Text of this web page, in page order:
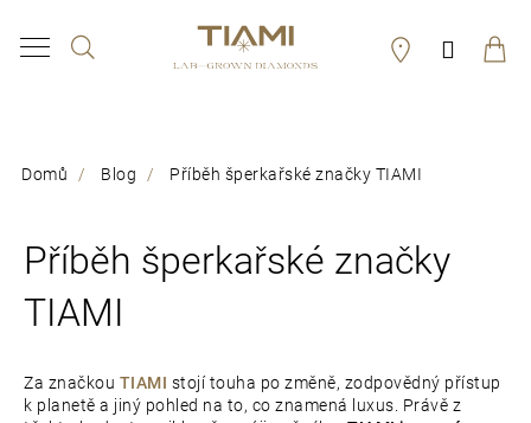
Hledat
Domů Blog Příběh šperkařské značky TIAMI
Příběh šperkařské značky
TIAMI
Za značkou TIAMI stojí touha po změně, zodpovědný přístup
k planetě a jiný pohled na to, co znamená luxus. Právě z
Zpět
Zpět
o
o
e